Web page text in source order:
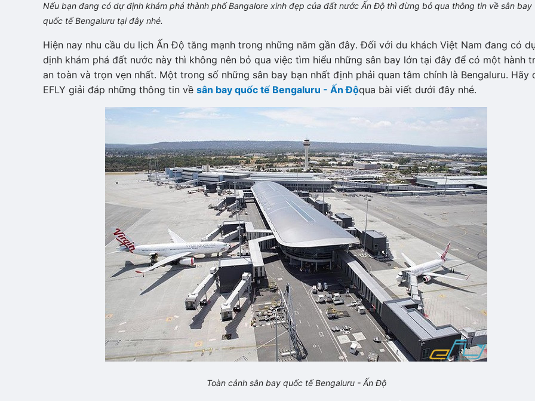
Nếu bạn đang có dự định khám phá thành phố Bangalore xinh đẹp của đất nước Ấn Độ thì đừng bỏ qua thông tin về sân bay
quốc tế Bengaluru tại đây nhé.
Hiện nay nhu cầu du lịch Ấn Độ tăng mạnh trong những năm gần đây. Đối với du khách Việt Nam đang có
dịnh khám phá đất nước này thì không nên bỏ qua việc tìm hiểu những sân bay lớn tại đây để có một hành
an toàn và trọn vẹn nhất. Một trong số những sân bay bạn nhất định phải quan tâm chính là Bengaluru. Hãy
EFLY giải đáp những thông tin về sân bay quốc tế Bengaluru - Ấn Độqua bài viết dưới đây nhé.
Toàn cảnh sân bay quốc tế Bengaluru - Ấn Độ